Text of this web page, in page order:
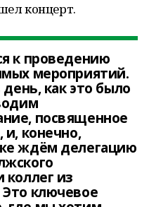
концерт.
к проведению
мероприятий.
как это было
посвященное
и, конечно,
ждём делегацию
коллег из
ключевое